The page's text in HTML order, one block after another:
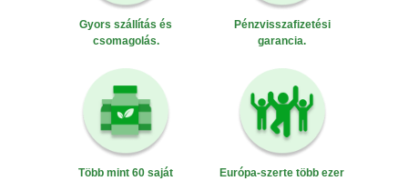
Gyors szállítás és
csomagolás.
Pénzvisszafizetési
garancia.
Több mint 60 saját
Európa-szerte több ezer